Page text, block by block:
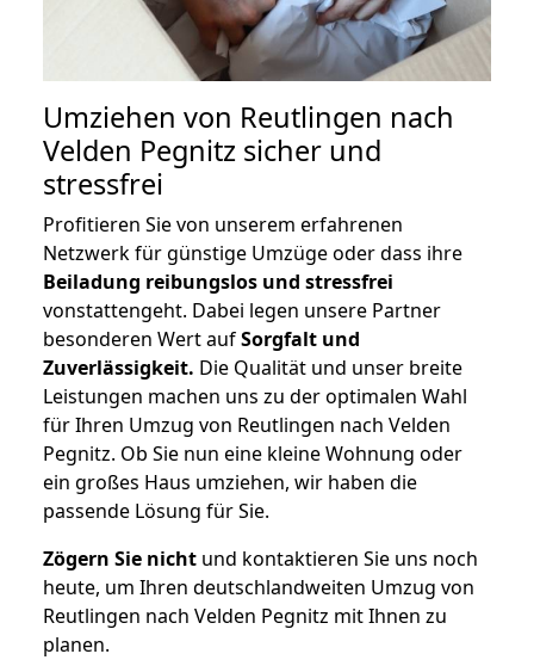
Umziehen von Reutlingen nach
Velden Pegnitz sicher und
stressfrei
Profitieren Sie von unserem erfahrenen
Netzwerk für günstige Umzüge oder dass ihre
Beiladung reibungslos und stressfrei
vonstattengeht. Dabei legen unsere Partner
besonderen Wert aufSorgfalt und
Zuverlässigkeit. Die Qualität und unser breite
Leistungen machen uns zu der optimalen Wahl
für Ihren Umzug von Reutlingen nach Velden
Pegnitz. Ob Sie nun eine kleine Wohnung oder
ein großes Haus umziehen, wir haben die
passende Lösung für Sie.
Zögern Sie nicht und kontaktieren Sie uns noch
heute, um Ihren deutschlandweiten Umzug von
Reutlingen nach Velden Pegnitz mit Ihnen zu
planen.